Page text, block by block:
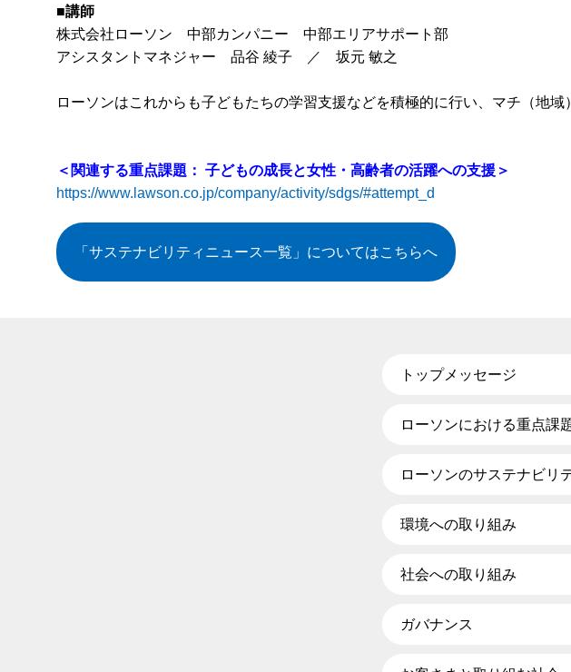
■講師
株式会社ローソン 中部カンパニー 中部エリアサポート部
アシスタントマネジャー 品谷 綾子 ／ 坂元 敏之
ローソンはこれからも子どもたちの学習支援などを積極的に行い、マチ（地域
＜関連する重点課題： 子どもの成長と女性・高齢者の活躍への支援＞
https://www.lawson.co.jp/company/activity/sdgs/#attempt_d
「サステナビリティニュース一覧」 についてはこちらへ
トップメッセージ
ローソンにおける重点課
ローソンのサステナビリ
環境への取り組み
社会への取り組み
ガバナンス